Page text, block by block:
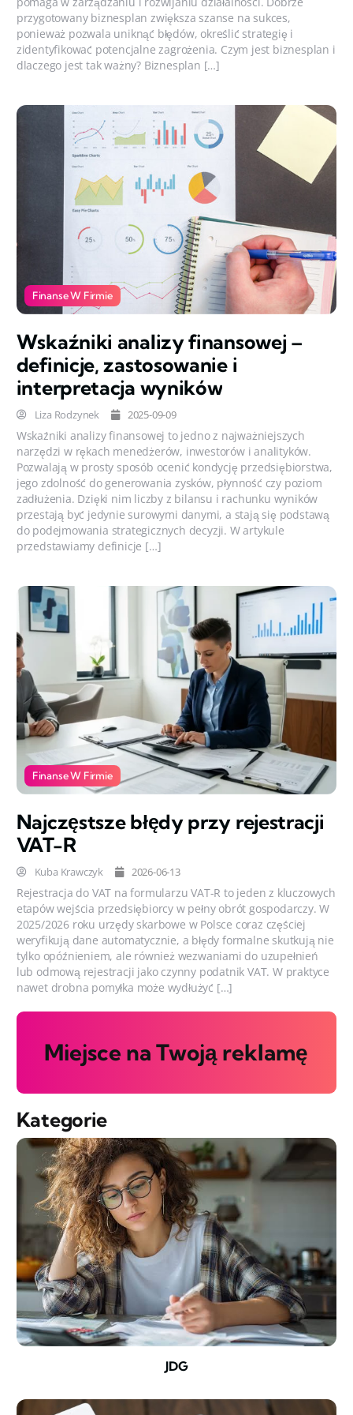
przygotowany biznesplan zwiększa szanse na sukces,
ponieważ pozwala uniknąć błędów, określić strategię i
zidentyfikować potencjalne zagrożenia. Czym jest biznesplan i
dlaczego jest tak ważny? Biznesplan […]
Finanse W Firmie
Wskaźniki analizy finansowej –
definicje, zastosowanie i
interpretacja wyników
Liza Rodzynek 2025-09-09
Wskaźniki analizy finansowej to jedno z najważniejszych
narzędzi w rękach menedżerów, inwestorów i analityków.
Pozwalają w prosty sposób ocenić kondycję przedsiębiorstwa,
jego zdolność do generowania zysków, płynność czy poziom
zadłużenia. Dzięki nim liczby z bilansu i rachunku wyników
przestają być jedynie surowymi danymi, a stają się podstawą
do podejmowania strategicznych decyzji. W artykule
przedstawiamy definicje […]
Finanse W Firmie
Najczęstsze błędy przy rejestracji
VAT-R
Kuba Krawczyk 2026-06-13
Rejestracja do VAT na formularzu VAT-R to jeden z kluczowych
etapów wejścia przedsiębiorcy w pełny obrót gospodarczy. W
2025/2026 roku urzędy skarbowe w Polsce coraz częściej
weryfikują dane automatycznie, a błędy formalne skutkują nie
tylko opóźnieniem, ale również wezwaniami do uzupełnień
lub odmową rejestracji jako czynny podatnik VAT. W praktyce
nawet drobna pomyłka może wydłużyć […]
Miejsce na Twoją reklamę
Kategorie
JDG